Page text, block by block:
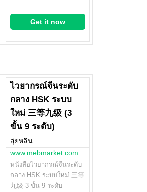
Get it now
ไวยากรณ์จีนระดับ
กลาง HSK ระบบ
ใหม่ 三等九级 (3
ขั้น 9 ระดับ)
สุ่ยหลิน
www.mebmarket.com
หนังสือไวยากรณ์จีนระดับ
กลาง HSK ระบบใหม่ 三等
九级 3 ขั้น 9 ระดับ